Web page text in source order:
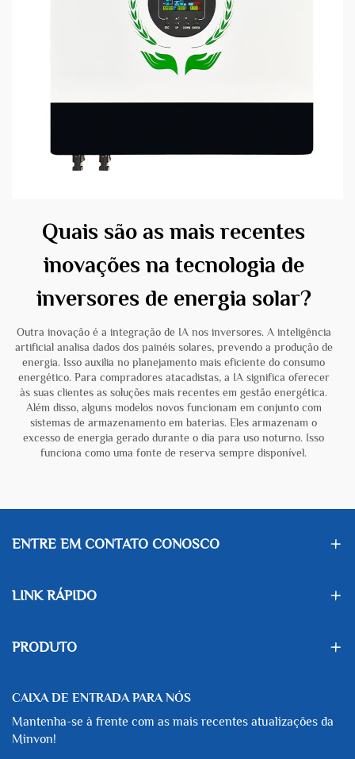
Quais são as mais recentes
inovações na tecnologia de
inversores de energia solar?
Outra inovação é a integração de IA nos inversores. A inteligência
artificial analisa dados dos painéis solares, prevendo a produção de
energia. Isso auxilia no planejamento mais eficiente do consumo
energético. Para compradores atacadistas, a IA significa oferecer
às suas clientes as soluções mais recentes em gestão energética.
Além disso, alguns modelos novos funcionam em conjunto com
sistemas de armazenamento em baterias. Eles armazenam o
excesso de energia gerado durante o dia para uso noturno. Isso
funciona como uma fonte de reserva sempre disponível.
ENTRE EM CONTATO CONOSCO
LINK RÁPIDO
PRODUTO
CAIXA DE ENTRADA PARA NÓS
Mantenha-se à frente com as mais recentes atualizações da
Minvon!